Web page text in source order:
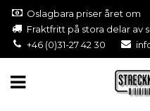
Oslagbara priser året om
Fraktfritt på stora delar av
+46 (0)31-27 42 30